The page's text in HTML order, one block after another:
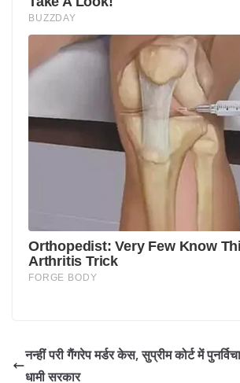
नन्हीं परी गैंगरेप मर्डर केस, सुप्रीम कोर्ट में
धामी सरकार